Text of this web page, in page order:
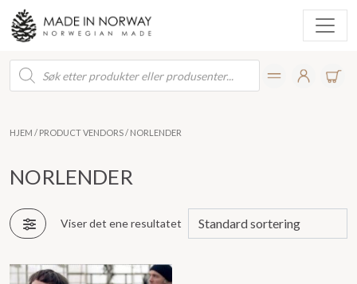
Products
search
HJEM / PRODUCT VENDORS / NORLENDER
NORLENDER
Viser det ene resultatet